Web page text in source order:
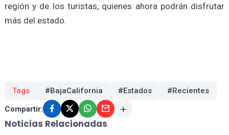
región y de los turistas, quienes ahora podrán disfrutar
más del estado.
Tags #BajaCalifornia #Estados #Recientes
Compartir:
Noticias Relacionadas